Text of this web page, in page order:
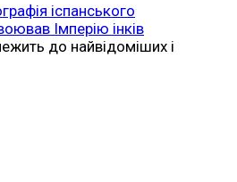
іспанського
Імперію інків
до найвідоміших і